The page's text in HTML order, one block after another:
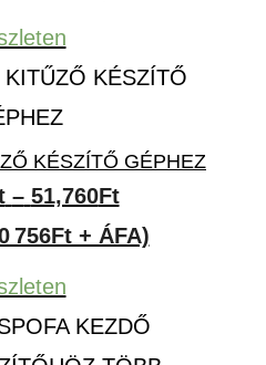
KÉSZÍTŐ GÉPHEZ
– 51,760FtÁrtartomány:
29,820Ft
51,760Ft
756Ft + ÁFA)